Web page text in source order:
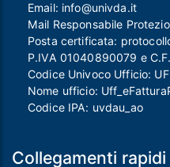
Email: info@univda.it
Mail Responsabile
Posta certificata:
P.IVA 01040890079 e
Codice Univoco Ufficio:
Nome ufficio:
Codice IPA: uvdau_ao
Collegamenti rapidi